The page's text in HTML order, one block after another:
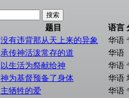
题目 语言
没有违背那从天上来的异象 华语
承传神活泼常存的道
华语
以生活为祭献给神 华语
神为基督预备了身体 华语
主牺牲的爱 华语